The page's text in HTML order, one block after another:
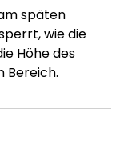
späten
wie die
Höhe des
Bereich.